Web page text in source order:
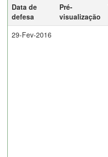
Data de
defesa
Pré-
visualização
29-Fev-2016